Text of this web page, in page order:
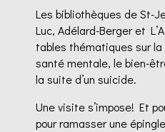
Les bibliothèques de St-
Luc, Adélard-Berger et
tables thématiques sur
santé mentale, le bien-
la suite d’un suicide.
Une visite s’impose! Et
pour ramasser une